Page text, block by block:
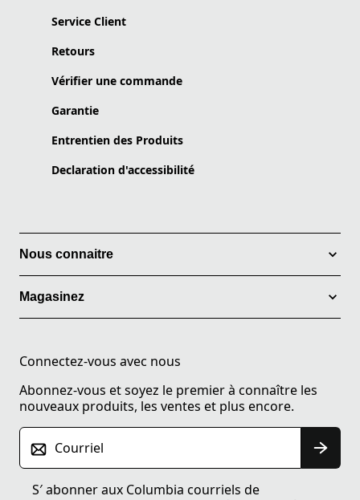
Service Client
Retours
Vérifier une commande
Garantie
Entrentien des Produits
Declaration d'accessibilité
Nous connaitre
Magasinez
Connectez-vous avec nous
Abonnez-vous et soyez le premier à connaître les
nouveaux produits, les ventes et plus encore.
Courriel
S′ abonner aux Columbia courriels de